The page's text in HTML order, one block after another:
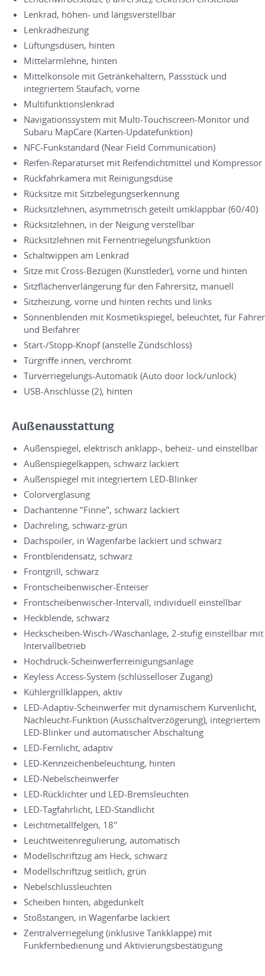
Lenkrad, höhen- und längsverstellbar
Lenkradheizung
Lüftungsdüsen, hinten
Mittelarmlehne, hinten
Mittelkonsole mit Getränkehaltern, Passstück und
integriertem Staufach, vorne
Multifunktionslenkrad
Navigationssystem mit Multi-Touchscreen-Monitor und
Subaru MapCare (Karten-Updatefunktion)
NFC-Funkstandard (Near Field Communication)
Reifen-Reparaturset mit Reifendichtmittel und Kompressor
Rückfahrkamera mit Reinigungsdüse
Rücksitze mit Sitzbelegungserkennung
Rücksitzlehnen, asymmetrisch geteilt umklappbar (60/40)
Rücksitzlehnen, in der Neigung verstellbar
Rücksitzlehnen mit Fernentriegelungsfunktion
Schaltwippen am Lenkrad
Sitze mit Cross-Bezügen (Kunstleder), vorne und hinten
Sitzflächenverlängerung für den Fahrersitz, manuell
Sitzheizung, vorne und hinten rechts und links
Sonnenblenden mit Kosmetikspiegel, beleuchtet, für Fahrer
und Beifahrer
Start-/Stopp-Knopf (anstelle Zündschloss)
Türgriffe innen, verchromt
Türverriegelungs-Automatik (Auto door lock/unlock)
USB-Anschlüsse (2), hinten
Außenausstattung
Außenspiegel, elektrisch anklapp-, beheiz- und einstellbar
Außenspiegelkappen, schwarz lackiert
Außenspiegel mit integriertem LED-Blinker
Colorverglasung
Dachantenne "Finne", schwarz lackiert
Dachreling, schwarz-grün
Dachspoiler, in Wagenfarbe lackiert und schwarz
Frontblendensatz, schwarz
Frontgrill, schwarz
Frontscheibenwischer-Enteiser
Frontscheibenwischer-Intervall, individuell einstellbar
Heckblende, schwarz
Heckscheiben-Wisch-/Waschanlage, 2-stufig einstellbar mit
Intervallbetrieb
Hochdruck-Scheinwerferreinigungsanlage
Keyless Access-System (schlüsselloser Zugang)
Kühlergrillklappen, aktiv
LED-Adaptiv-Scheinwerfer mit dynamischem Kurvenlicht,
Nachleucht-Funktion (Ausschaltverzögerung), integriertem
LED-Blinker und automatischer Abschaltung
LED-Fernlicht, adaptiv
LED-Kennzeichenbeleuchtung, hinten
LED-Nebelscheinwerfer
LED-Rücklichter und LED-Bremsleuchten
LED-Tagfahrlicht, LED-Standlicht
Leichtmetallfelgen, 18"
Leuchtweitenregulierung, automatisch
Modellschriftzug am Heck, schwarz
Modellschriftzug seitlich, grün
Nebelschlussleuchten
Scheiben hinten, abgedunkelt
Stoßstangen, in Wagenfarbe lackiert
Zentralverriegelung (inklusive Tankklappe) mit
Funkfernbedienung und Aktivierungsbestätigung